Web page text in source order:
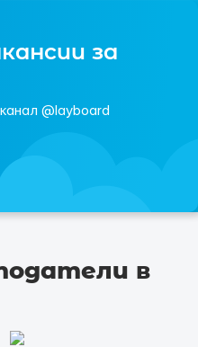
за
@layboard
в